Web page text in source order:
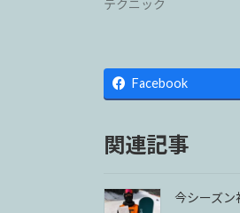
テクニック
Facebook
関連記事
今シーズ